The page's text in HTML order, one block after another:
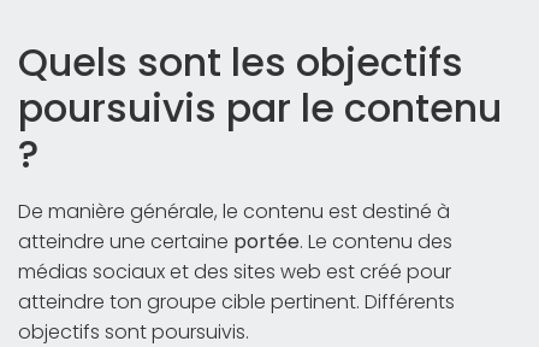
Quels sont les objectifs
poursuivis par le contenu
?
De manière générale, le contenu est destiné à
atteindre une certaine portée. Le contenu des
médias sociaux et des sites web est créé pour
atteindre ton groupe cible pertinent. Différents
objectifs sont poursuivis.